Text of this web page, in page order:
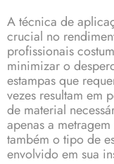
A técnica de
crucial no
profissionais
minimizar o
estampas que
vezes resultam em
de material
apenas a
também o tipo de
envolvido em sua